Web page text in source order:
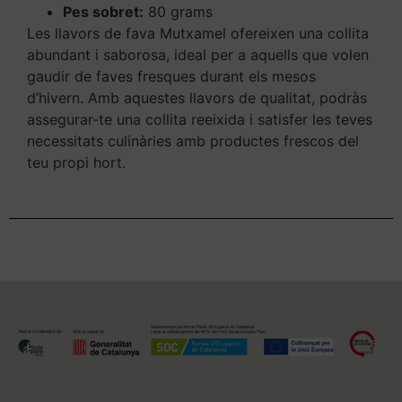
Pes sobret: 80 grams
Les llavors de fava Mutxamel ofereixen una collita
abundant i saborosa, ideal per a aquells que volen
gaudir de faves fresques durant els mesos
d’hivern. Amb aquestes llavors de qualitat, podràs
assegurar-te una collita reeixida i satisfer les teves
necessitats culinàries amb productes frescos del
teu propi hort.